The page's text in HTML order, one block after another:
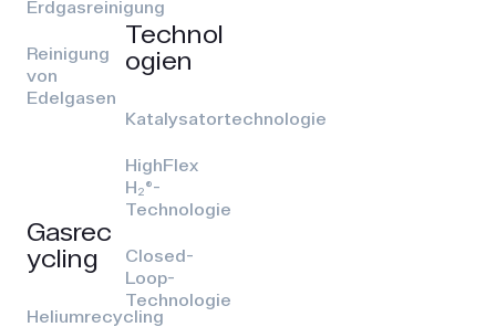
Erdgasreinigung
Reinigung
von
Edelgasen
Gasrec
ycling
Heliumrecycling
Technol
ogien
Katalysatortechnologie
HighFlex
H₂®-
Technologie
Closed-
Loop-
Technologie